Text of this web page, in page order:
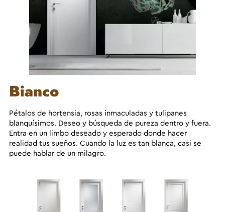
Bianco
Pétalos de hortensia, rosas inmaculadas y tulipanes
blanquísimos. Deseo y búsqueda de pureza dentro y fuera.
Entra en un limbo deseado y esperado donde hacer
realidad tus sueños. Cuando la luz es tan blanca, casi se
puede hablar de un milagro.